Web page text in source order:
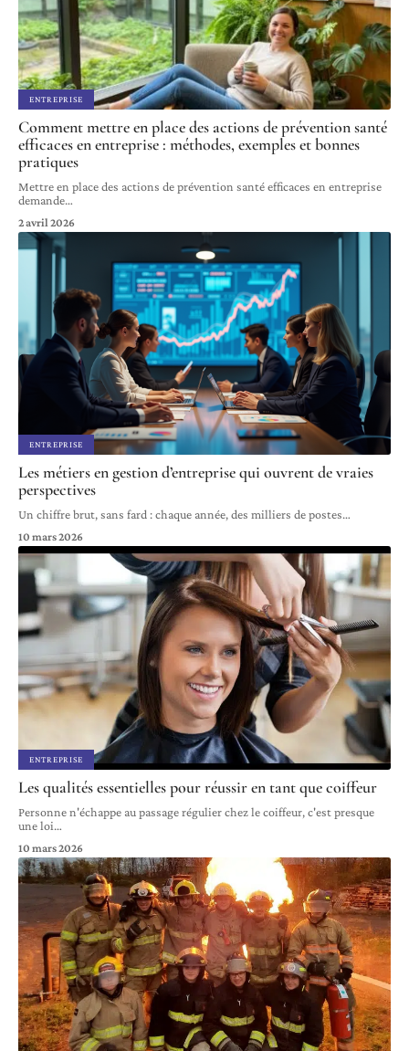
ENTREPRISE
Comment mettre en place des actions de prévention santé
efficaces en entreprise : méthodes, exemples et bonnes
pratiques
Mettre en place des actions de prévention santé efficaces en entreprise
demande…
2 avril 2026
ENTREPRISE
Les métiers en gestion d’entreprise qui ouvrent de vraies
perspectives
Un chiffre brut, sans fard : chaque année, des milliers de postes…
10 mars 2026
ENTREPRISE
Les qualités essentielles pour réussir en tant que coiffeur
Personne n'échappe au passage régulier chez le coiffeur, c'est presque
une loi…
10 mars 2026